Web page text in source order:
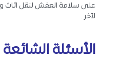
على سلامة العفش لنقل اثاث
لآخر .
الأسئلة الشائعة